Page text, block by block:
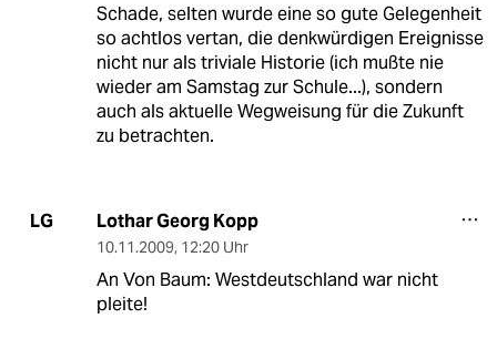
Schade, selten wurde eine so gute Gelegenheit
so achtlos vertan, die denkwürdigen Ereignisse
nicht nur als triviale Historie (ich mußte nie
wieder am Samstag zur Schule...), sondern
auch als aktuelle Wegweisung für die Zukunft
zu betrachten.
LG Lothar Georg Kopp
10.11.2009, 12:20 Uhr
An Von Baum: Westdeutschland war nicht
pleite!